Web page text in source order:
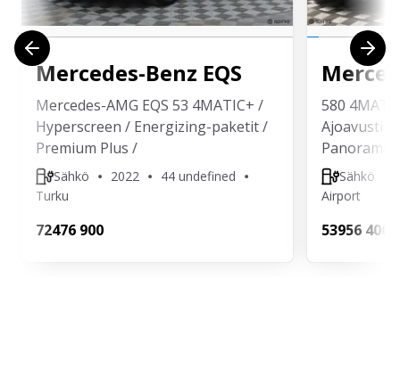
Mercedes-Benz EQS
Mercedes-AMG EQS 53 4MATIC+ /
Hyperscreen / Energizing-paketit /
Premium Plus /
Sähkö 2022
44 undefined
Turku
72476 900
580
Ajoavustin
Panorama
Sähkö
Airport
53956 400